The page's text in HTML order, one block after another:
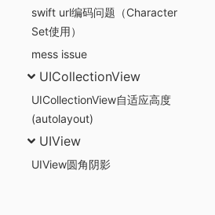
swift url编码问题（Character
Set使用）
mess issue
UICollectionView
UICollectionView自适应高度
(autolayout)
UIView
UIView圆角阴影